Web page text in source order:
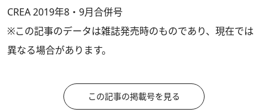
CREA 2019年8・9月合併号
※この記事のデータは雑誌発売時のものであり、現在では
異なる場合があります。
この記事の掲載号を見る